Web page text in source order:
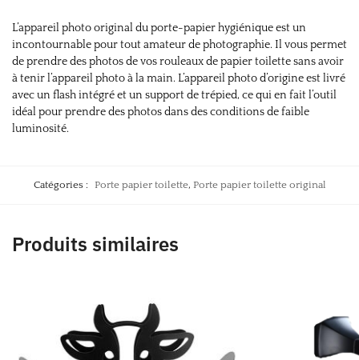
L’appareil photo original du porte-papier hygiénique est un
incontournable pour tout amateur de photographie. Il vous permet
de prendre des photos de vos rouleaux de papier toilette sans avoir
à tenir l’appareil photo à la main. L’appareil photo d’origine est livré
avec un flash intégré et un support de trépied, ce qui en fait l’outil
idéal pour prendre des photos dans des conditions de faible
luminosité.
Catégories : Porte papier toilette, Porte papier toilette original
Produits similaires